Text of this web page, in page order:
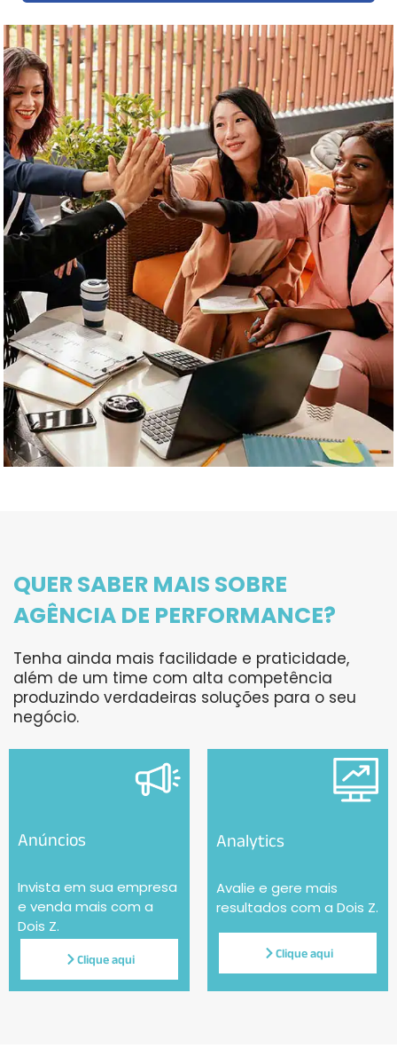
QUER SABER MAIS SOBRE
AGÊNCIA DE PERFORMANCE?
Tenha ainda mais facilidade e praticidade,
além de um time com alta competência
produzindo verdadeiras soluções para o seu
negócio.
Anúncios
Invista em sua empresa
e venda mais com a
Dois Z.
Clique aqui
Analytics
Avalie e gere mais
resultados com a Dois Z.
Clique aqui